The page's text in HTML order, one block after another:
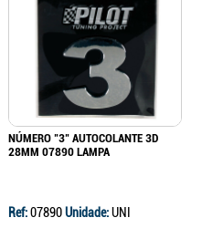
NÚMERO "3" AUTOCOLANTE 3D
28MM 07890 LAMPA
Ref:07890Unidade:UNI
comprar